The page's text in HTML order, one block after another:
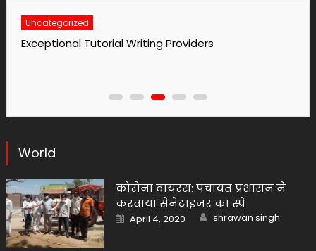
Uncategorized
Exceptional Tutorial Writing Providers
World
कोरोना वायरस: पंचायत प्रशासन ने
करवाया सेनेटाइजर का स्प्रे
Posted
on
April 4, 2020 Author
shrawan singh